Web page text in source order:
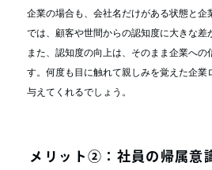
企業の場合も、会社名だけがある状態と企
では、顧客や世間からの認知度に大きな差
また、認知度の向上は、そのまま企業への
す。何度も目に触れて親しみを覚えた企業
与えてくれるでしょう。
メリット②：社員の帰属意